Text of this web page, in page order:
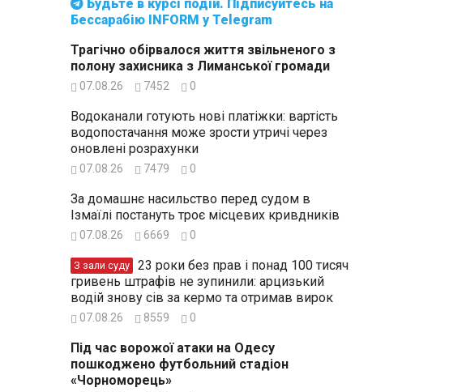
Бессарабію INFORM у Telegram
Трагічно обірвалося життя звільненого з
полону захисника з Лиманської громади
07.08.26 7452 0
Водоканали готують нові платіжки: вартість
водопостачання може зрости утричі через
оновлені розрахунки
07.08.26 7479 0
За домашнє насильство перед судом в
Ізмаїлі постануть троє місцевих кривдників
07.08.26 6669 0
З зали суду
гривень штрафів не зупинили: арцизький
водій знову сів за кермо та отримав вирок
07.08.26 8559 0
Під час ворожої атаки на Одесу
пошкоджено футбольний стадіон
«Чорноморець»